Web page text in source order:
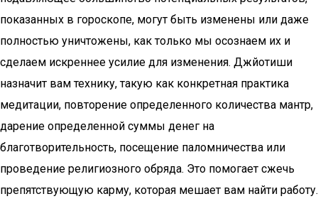
показанных в гороскопе, могут быть изменены или даже
полностью уничтожены, как только мы осознаем их и
сделаем искреннее усилие для изменения. Джйотиши
назначит вам технику, такую ​​как конкретная практика
медитации, повторение определенного количества мантр,
дарение определенной суммы денег на
благотворительность, посещение паломничества или
проведение религиозного обряда. Это помогает сжечь
препятствующую карму, которая мешает вам найти работу.